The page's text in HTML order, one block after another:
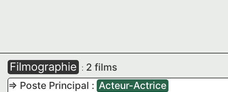
Filmographie : 2 films
=> Poste Principal : Acteur-Actrice